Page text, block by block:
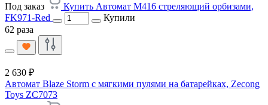
Под заказ
Купить Автомат M416 стреляющий орбизами,
FK971-Red
Купили
62 раза
2 630 ₽
Автомат Blaze Storm с мягкими пулями на батарейках, Zecong
Toys ZC7073